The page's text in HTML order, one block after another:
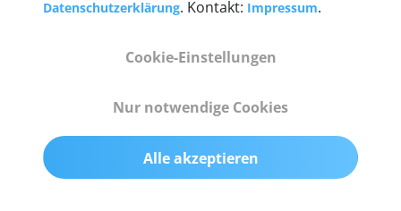
55 mm x 25 mm x 12 mm
200 g
Datenschutzerklärung. Kontakt: Impressum.
Cookie-Einstellungen
Nur notwendige Cookies
Alle akzeptieren